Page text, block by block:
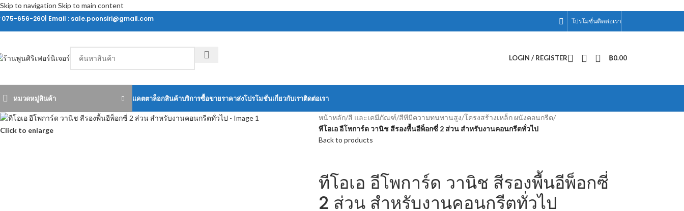
Skip to navigation Skip to main content
075-656-260| Email : sale.poonsiri@gmail.com
โปรโมชั่นติดต่อเรา
LOGIN / REGISTER ฿0.00
หมวดหมู่สินค้า แคตตาล็อกสินค้าบริการซื้อขายราคาส่งโปรโมชั่นเกี่ยวกับเราติดต่อเรา
Click to enlarge
หน้าหลัก/สี และเคมีภัณฑ์/สีทีมีความทนทานสูง/โครงสร้างเหล็ก ผนังคอนกรีต/
ทีโอเอ อีโพการ์ด วานิช สีรองพื้นอีพ็อกซี่ 2 ส่วน สำหรับงานคอนกรีตทั่วไป
Back to products
ทีโอเอ อีโพการ์ด วานิช สีรองพื้นอีพ็อกซี่
2 ส่วน สำหรับงานคอนกรีตทั่วไป